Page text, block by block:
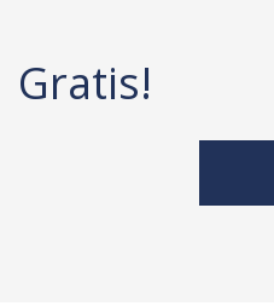
Gratis!